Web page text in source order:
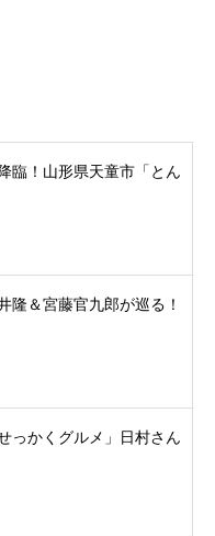
臨！山形県天童市「とん
隆＆宮藤官九郎が巡る！
っかくグルメ」日村さん